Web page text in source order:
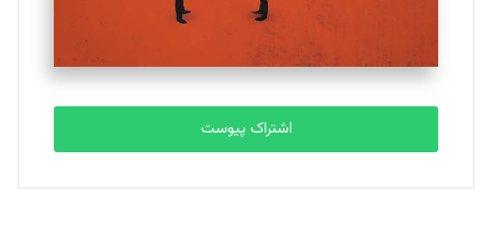
مصطفی مسجدی آرانی
تحریریه
بابک نقاش
تحریریه
اشتراک پیوست